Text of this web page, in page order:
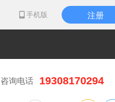
手机版 注册
咨询电话 19308170294